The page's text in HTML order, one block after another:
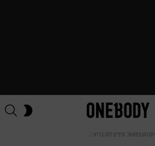
SKIN
יום העצמאות: טיפים לחג בריא יותר